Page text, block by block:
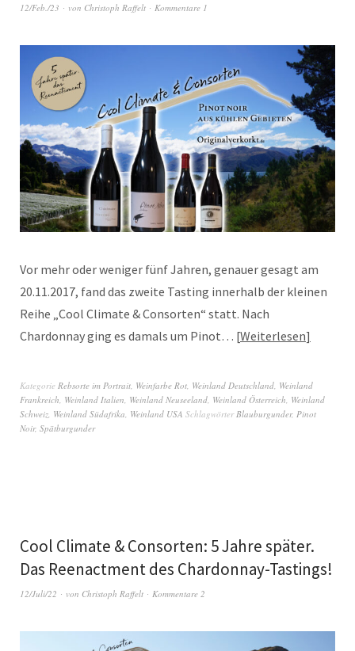
12/Feb./23 von Christoph Raffelt Kommentare 1
Vor mehr oder weniger fünf Jahren, genauer gesagt am
20.11.2017, fand das zweite Tasting innerhalb der kleinen
Reihe „Cool Climate & Consorten“ statt. Nach
Chardonnay ging es damals um Pinot… Weiterlesen
Kategorie Rebsorte im Portrait, Weinfarbe Rot, Weinland Deutschland, Weinland
Frankreich, Weinland Italien, Weinland Neuseeland, Weinland Österreich, Weinland
Schweiz, Weinland Südafrika, Weinland USA SchlagwörterBlauburgunder, Pinot
Noir, Spätburgunder
Cool Climate & Consorten: 5 Jahre später.
Das Reenactment des Chardonnay-Tastings!
12/Juli/22 von Christoph Raffelt Kommentare 2